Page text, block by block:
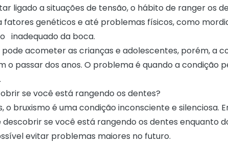
ligado a situações de tensão, o hábito de ranger os
fatores genéticos e até problemas físicos, como
inadequado da boca.
pode acometer as crianças e adolescentes, porém, a
o passar dos anos. O problema é quando a condição
se você está rangendo os dentes?
o bruxismo é uma condição inconsciente e silenciosa.
se você está rangendo os dentes enquanto
evitar problemas maiores no futuro.